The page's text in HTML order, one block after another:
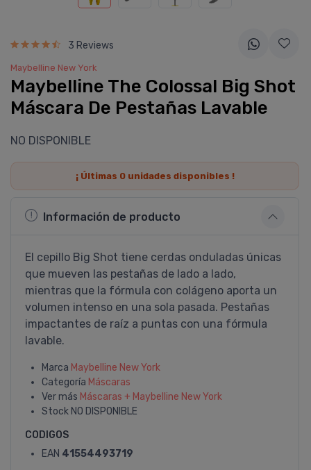
3 Reviews
Maybelline New York
Maybelline The Colossal Big Shot
Máscara De Pestañas Lavable
NO DISPONIBLE
¡ Últimas 0unidades disponibles !
Información de producto
El cepillo Big Shot tiene cerdas onduladas únicas
que mueven las pestañas de lado a lado,
mientras que la fórmula con colágeno aporta un
volumen intenso en una sola pasada. Pestañas
impactantes de raí­z a puntas con una fórmula
lavable.
Marca Maybelline New York
Categoría Máscaras
Ver más Máscaras + Maybelline New York
Stock NO DISPONIBLE
CODIGOS
EAN 41554493719